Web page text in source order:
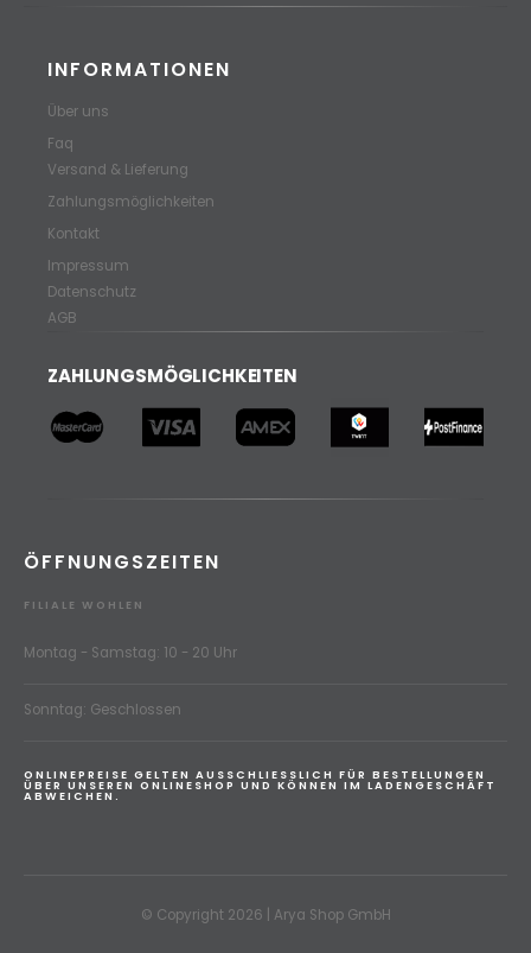
INFORMATIONEN
Über uns
Faq
Versand & Lieferung
Zahlungsmöglichkeiten
Kontakt
Impressum
Datenschutz
AGB
ZAHLUNGSMÖGLICHKEITEN
ÖFFNUNGSZEITEN
FILIALE WOHLEN
Montag - Samstag: 10 - 20 Uhr
Sonntag: Geschlossen
ONLINEPREISE GELTEN AUSSCHLIESSLICH FÜR BESTELLUNGEN
ÜBER UNSEREN ONLINESHOP UND KÖNNEN IM LADENGESCHÄFT
ABWEICHEN.
© Copyright 2026 | Arya Shop GmbH